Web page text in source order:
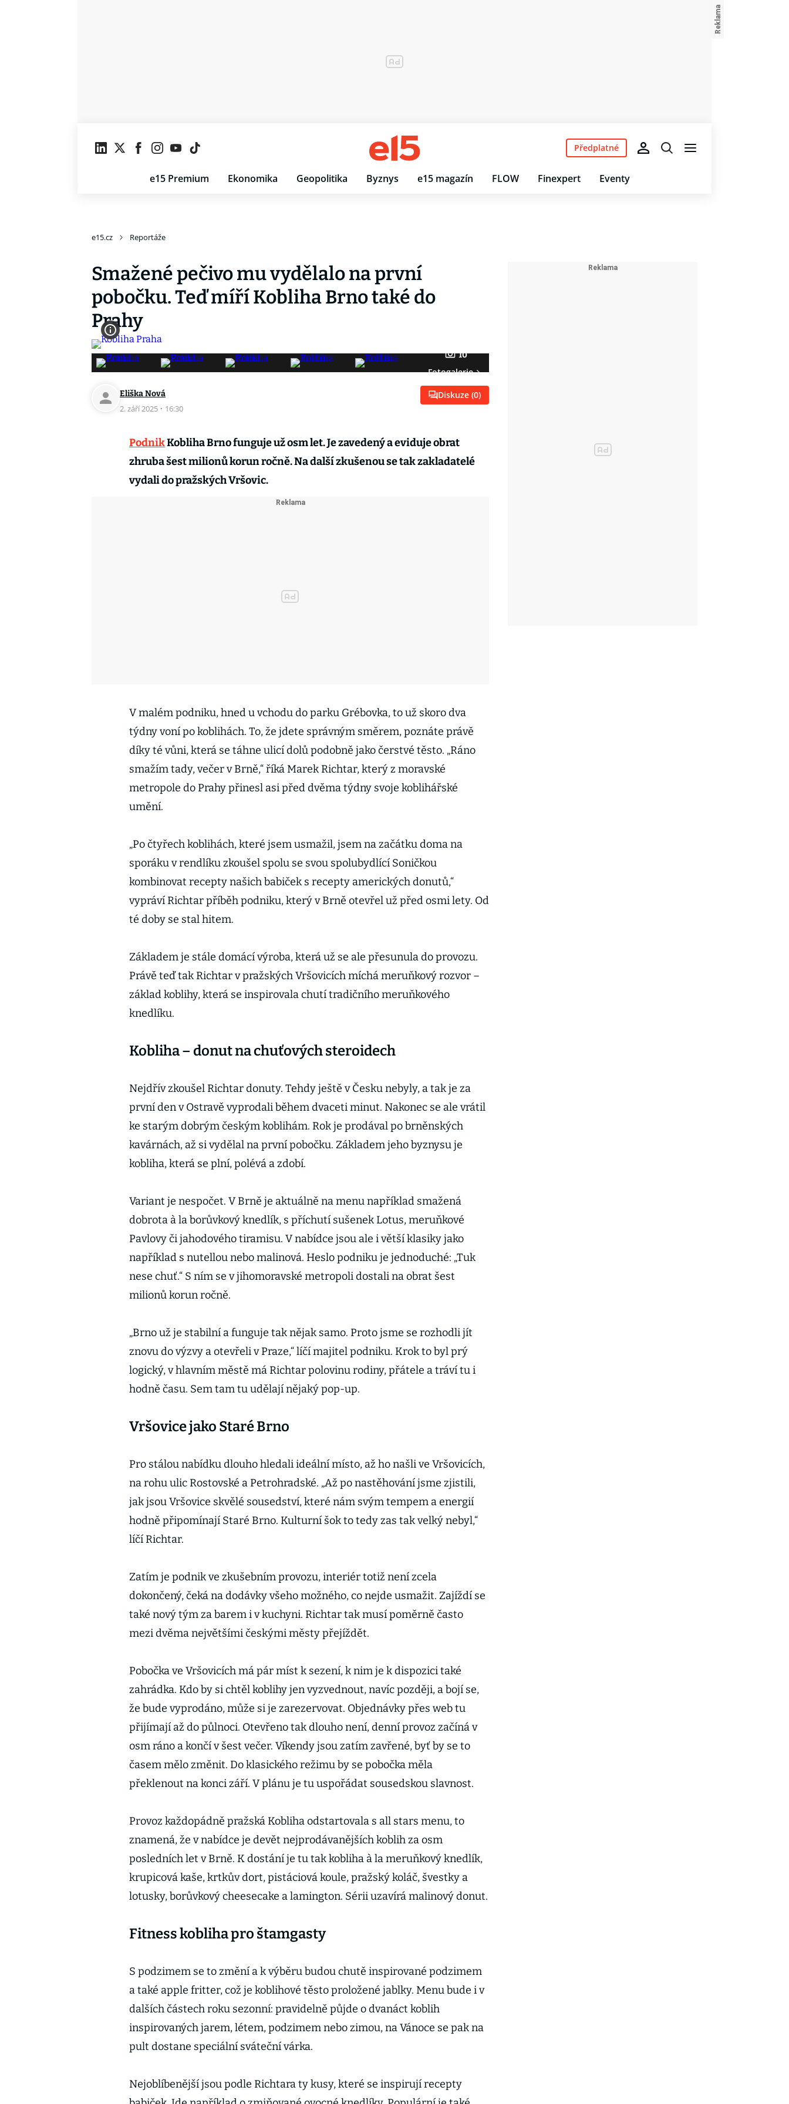
e15 Premium Ekonomika Geopolitika Byznys e15 magazín FLOW Finexpert Eventy
Předplatné
e15.cz Reportáže
Smažené pečivo mu vydělalo na první
pobočku. Teď míří Kobliha Brno také do
Prahy
10
Fotogalerie
Eliška Nová
2. září 2025 · 16:30
Diskuze (0)
PodnikKobliha Brno funguje už osm let. Je zavedený a eviduje obrat
zhruba šest milionů korun ročně. Na další zkušenou se tak zakladatelé
vydali do pražských Vršovic.
V malém podniku, hned u vchodu do parku Grébovka, to už skoro dva
týdny voní po koblihách. To, že jdete správným směrem, poznáte právě
díky té vůni, která se táhne ulicí dolů podobně jako čerstvé těsto. „Ráno
smažím tady, večer v Brně,“ říká Marek Richtar, který z moravské
metropole do Prahy přinesl asi před dvěma týdny svoje koblihářské
umění.
„Po čtyřech koblihách, které jsem usmažil, jsem na začátku doma na
sporáku v rendlíku zkoušel spolu se svou spolubydlící Soničkou
kombinovat recepty našich babiček s recepty amerických donutů,“
vypráví Richtar příběh podniku, který v Brně otevřel už před osmi lety. Od
té doby se stal hitem.
Základem je stále domácí výroba, která už se ale přesunula do provozu.
Právě teď tak Richtar v pražských Vršovicích míchá meruňkový rozvor –
základ koblihy, která se inspirovala chutí tradičního meruňkového
knedlíku.
Kobliha – donut na chuťových steroidech
Nejdřív zkoušel Richtar donuty. Tehdy ještě v Česku nebyly, a tak je za
první den v Ostravě vyprodali během dvaceti minut. Nakonec se ale vrátil
ke starým dobrým českým koblihám. Rok je prodával po brněnských
kavárnách, až si vydělal na první pobočku. Základem jeho byznysu je
kobliha, která se plní, polévá a zdobí.
Variant je nespočet. V Brně je aktuálně na menu například smažená
dobrota à la borůvkový knedlík, s příchutí sušenek Lotus, meruňkové
Pavlovy či jahodového tiramisu. V nabídce jsou ale i větší klasiky jako
například s nutellou nebo malinová. Heslo podniku je jednoduché: „Tuk
nese chuť.“ S ním se v jihomoravské metropoli dostali na obrat šest
milionů korun ročně.
„Brno už je stabilní a funguje tak nějak samo. Proto jsme se rozhodli jít
znovu do výzvy a otevřeli v Praze,“ líčí majitel podniku. Krok to byl prý
logický, v hlavním městě má Richtar polovinu rodiny, přátele a tráví tu i
hodně času. Sem tam tu udělají nějaký pop-up.
Vršovice jako Staré Brno
Pro stálou nabídku dlouho hledali ideální místo, až ho našli ve Vršovicích,
na rohu ulic Rostovské a Petrohradské. „Až po nastěhování jsme zjistili,
jak jsou Vršovice skvělé sousedství, které nám svým tempem a energií
hodně připomínají Staré Brno. Kulturní šok to tedy zas tak velký nebyl,“
líčí Richtar.
Zatím je podnik ve zkušebním provozu, interiér totiž není zcela
dokončený, čeká na dodávky všeho možného, co nejde usmažit. Zajíždí se
také nový tým za barem i v kuchyni. Richtar tak musí poměrně často
mezi dvěma největšími českými městy přejíždět.
Pobočka ve Vršovicích má pár míst k sezení, k nim je k dispozici také
zahrádka. Kdo by si chtěl koblihy jen vyzvednout, navíc později, a bojí se,
že bude vyprodáno, může si je zarezervovat. Objednávky přes web tu
přijímají až do půlnoci. Otevřeno tak dlouho není, denní provoz začíná v
osm ráno a končí v šest večer. Víkendy jsou zatím zavřené, byť by se to
časem mělo změnit. Do klasického režimu by se pobočka měla
překlenout na konci září. V plánu je tu uspořádat sousedskou slavnost.
Provoz každopádně pražská Kobliha odstartovala s all stars menu, to
znamená, že v nabídce je devět nejprodávanějších koblih za osm
posledních let v Brně. K dostání je tu tak kobliha à la meruňkový knedlík,
krupicová kaše, krtkův dort, pistáciová koule, pražský koláč, švestky a
lotusky, borůvkový cheesecake a lamington. Sérii uzavírá malinový donut.
Fitness kobliha pro štamgasty
S podzimem se to změní a k výběru budou chutě inspirované podzimem
a také apple fritter, což je koblihové těsto proložené jablky. Menu bude i v
dalších částech roku sezonní: pravidelně půjde o dvanáct koblih
inspirovaných jarem, létem, podzimem nebo zimou, na Vánoce se pak na
pult dostane speciální sváteční várka.
Nejoblíbenější jsou podle Richtara ty kusy, které se inspirují recepty